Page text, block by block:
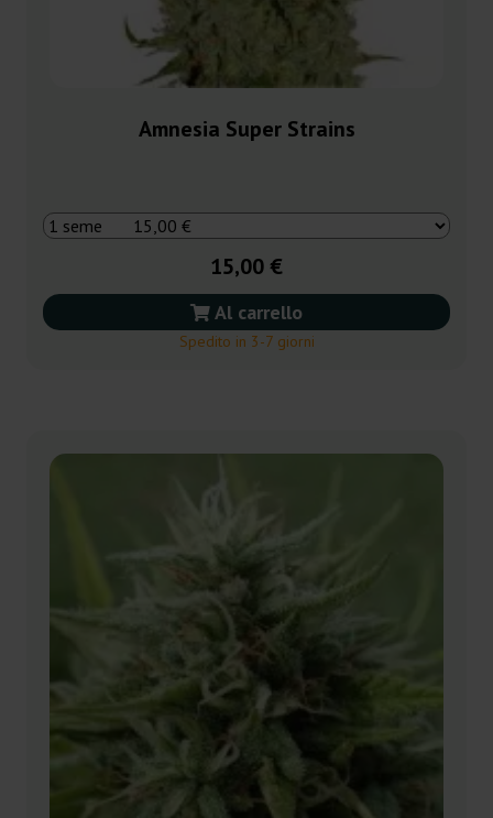
Amnesia Super Strains
15,00 €
Al carrello
Spedito in 3-7 giorni